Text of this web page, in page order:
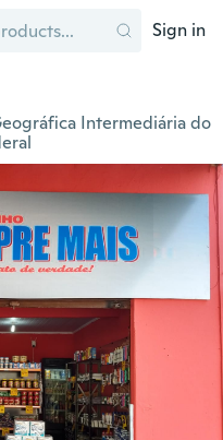
Sign in
Intermediária do